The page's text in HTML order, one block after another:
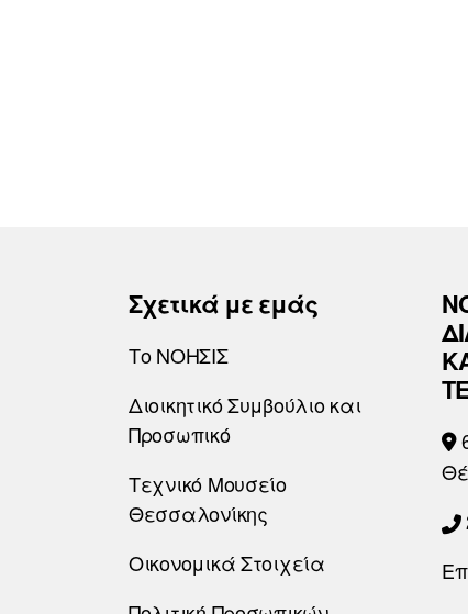
Σχετικά με εμάς
Το ΝΟΗΣΙΣ
Διοικητικό Συμβούλιο και
Προσωπικό
Τεχνικό Μουσείο
Θεσσαλονίκης
Οικονομικά Στοιχεία